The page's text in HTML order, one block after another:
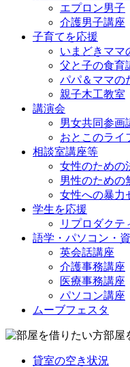
エプロン男子
介護男子講座
子育てを応援
いまどきママ
父と子の食育
パパ＆ママの
親子木工教室
講演会
男女共同参画
おとこのライ
相談室講座等
女性のための
男性のための
女性への暴力
学生を応援
リプロダクテ
語学・パソコン・
英会話講座
介護事務講座
医療事務講座
パソコン講座
ムーブフェスタ
部屋
貸室の空き状況